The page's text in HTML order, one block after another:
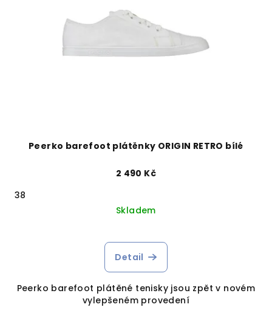
Peerko barefoot plátěnky ORIGIN RETRO bílé
2 490 Kč
38
Skladem
Detail
Peerko barefoot plátěné tenisky jsou zpět v novém
vylepšeném provedení